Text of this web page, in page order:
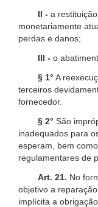
II - a
monetariamente
perdas e danos;
III - o
§ 1° A
terceiros
fornecedor.
§ 2° São
inadequados para
esperam, bem
regulamentares de
Art. 21. No
objetivo a
implícita a